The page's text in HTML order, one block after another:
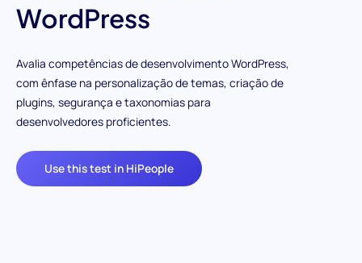
WordPress
Avalia competências de desenvolvimento WordPress,
com ênfase na personalização de temas, criação de
plugins, segurança e taxonomias para
desenvolvedores proficientes.
Use this test in HiPeople